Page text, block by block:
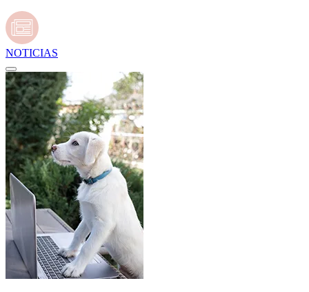
NOTICIAS